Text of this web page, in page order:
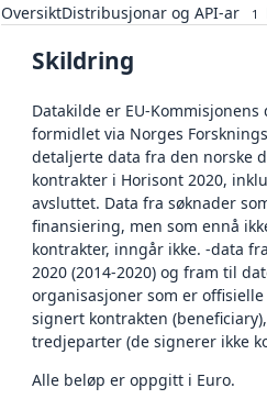
OversiktDistribusjonar og API-ar 1
Skildring
Datakilde er EU-Kommisjonens
formidlet via Norges
detaljerte data fra den norske
kontrakter i Horisont 2020,
avsluttet. Data fra søknader
finansiering, men som ennå
kontrakter, inngår ikke. -data
2020 (2014-2020) og fram til
organisasjoner som er
signert kontrakten
tredjeparter (de signerer ikke
Alle beløp er oppgitt i Euro.